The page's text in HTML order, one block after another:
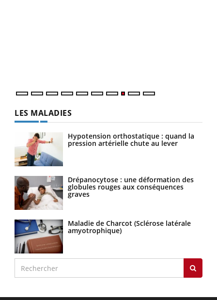
LES MALADIES
Hypotension orthostatique : quand la
pression artérielle chute au lever
Drépanocytose : une déformation des
globules rouges aux conséquences
graves
Maladie de Charcot (Sclérose latérale
amyotrophique)